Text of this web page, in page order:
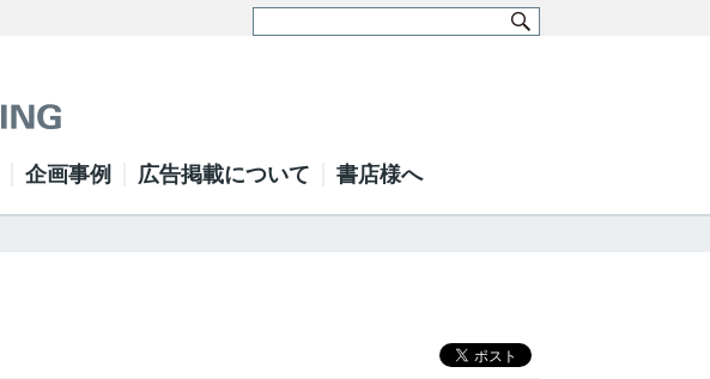
企画事例 広告掲載について 書店様へ